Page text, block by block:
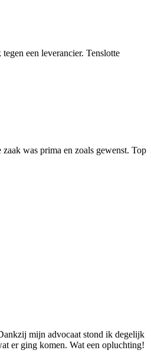
een leverancier. Tenslotte
was prima en zoals gewenst. Top
mijn advocaat stond ik degelijk
er ging komen. Wat een opluchting!